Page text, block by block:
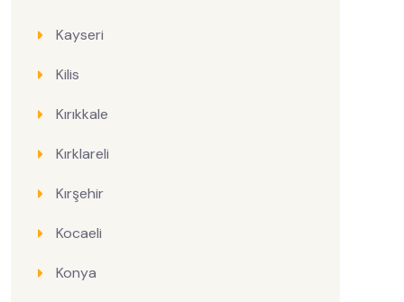
Kayseri
Kilis
Kırıkkale
Kırklareli
Kırşehir
Kocaeli
Konya